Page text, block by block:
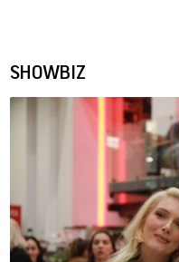
SHOWBIZ